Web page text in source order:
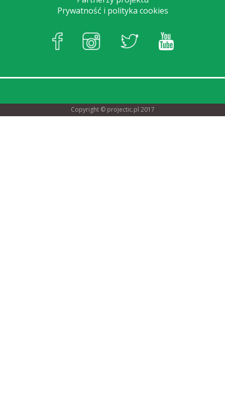
Prywatność i polityka cookies
Copyright © projectic.pl 2017